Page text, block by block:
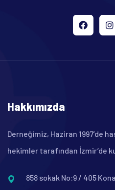
Hakkımızda
Derneğimiz, Haziran 1997’de
hekimler tarafından İzmir’de
858 sokak No:9 / 405